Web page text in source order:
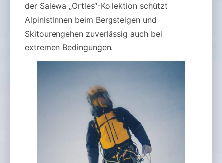
der Salewa „Ortles“-Kollektion schützt
AlpinistInnen beim Bergsteigen und
Skitourengehen zuverlässig auch bei
extremen Bedingungen.